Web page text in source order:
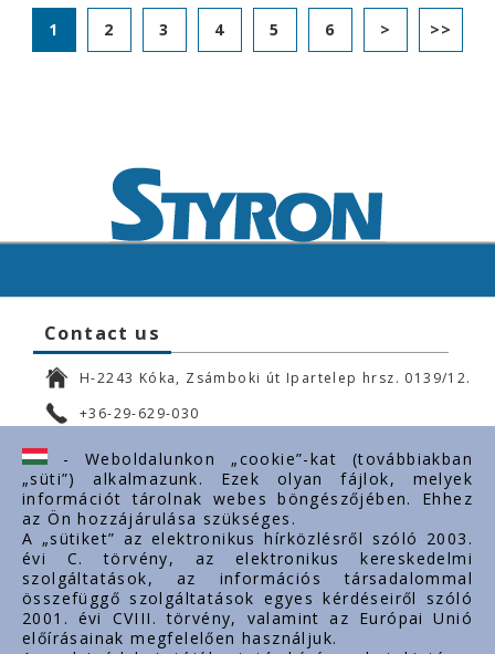
1 2 3 4 5 6 > >>
Contact us
H-2243 Kóka, Zsámboki út Ipartelep hrsz. 0139/12.
+36-29-629-030
ertekesites@styron.hu
export@styron.hu
www.styron.hu
Important links
- Weboldalunkon „cookie”-kat (továbbiakban
„süti”) alkalmazunk. Ezek olyan fájlok, melyek
információt tárolnak webes böngészőjében. Ehhez
az Ön hozzájárulása szükséges.
A „sütiket” az elektronikus hírközlésről szóló 2003.
évi C. törvény, az elektronikus kereskedelmi
szolgáltatások, az információs társadalommal
összefüggő szolgáltatások egyes kérdéseiről szóló
2001. évi CVIII. törvény, valamint az Európai Unió
előírásainak megfelelően használjuk.